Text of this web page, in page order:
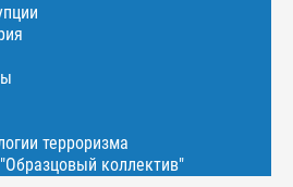
терроризма
коллектив"